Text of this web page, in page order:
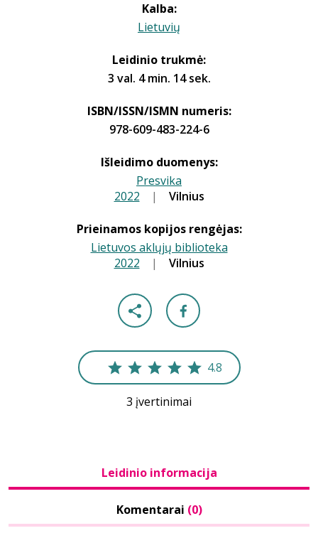
Kalba:
Lietuvių
Leidinio trukmė:
3 val. 4 min. 14 sek.
ISBN/ISSN/ISMN numeris:
978-609-483-224-6
Išleidimo duomenys:
Presvika
2022 | Vilnius
Prieinamos kopijos rengėjas:
Lietuvos aklųjų biblioteka
2022 | Vilnius
4.8
3 įvertinimai
Leidinio informacija
Komentarai (0)